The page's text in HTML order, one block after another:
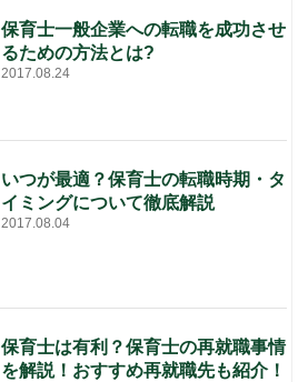
保育士一般企業への転職を成功させ
るための方法とは?
2017.08.24
いつが最適？保育士の転職時期・タ
イミングについて徹底解説
2017.08.04
保育士は有利？保育士の再就職事情
を解説！おすすめ再就職先も紹介！